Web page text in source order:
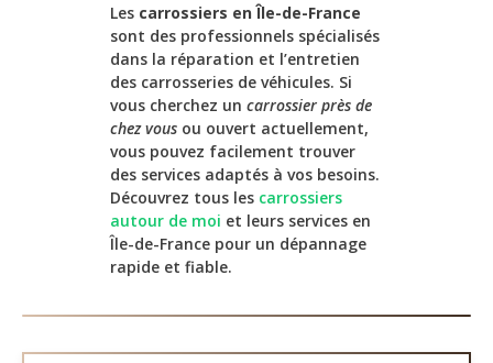
Les carrossiers en Île-de-France
sont des professionnels spécialisés
dans la réparation et l’entretien
des carrosseries de véhicules. Si
vous cherchez un carrossier près de
chez vous ou ouvert actuellement,
vous pouvez facilement trouver
des services adaptés à vos besoins.
Découvrez tous les carrossiers
autour de moi et leurs services en
Île-de-France pour un dépannage
rapide et fiable.